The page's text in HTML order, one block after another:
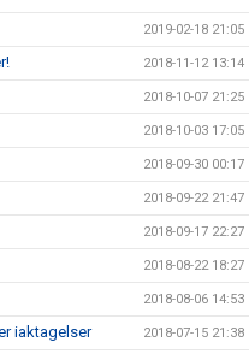
2019-02-18 21:05
2018-11-12 13:14
2018-10-07 21:25
2018-10-03 17:05
2018-09-30 00:17
2018-09-22 21:47
2018-09-17 22:27
2018-08-22 18:27
2018-08-06 14:53
iaktagelser 2018-07-15 21:38